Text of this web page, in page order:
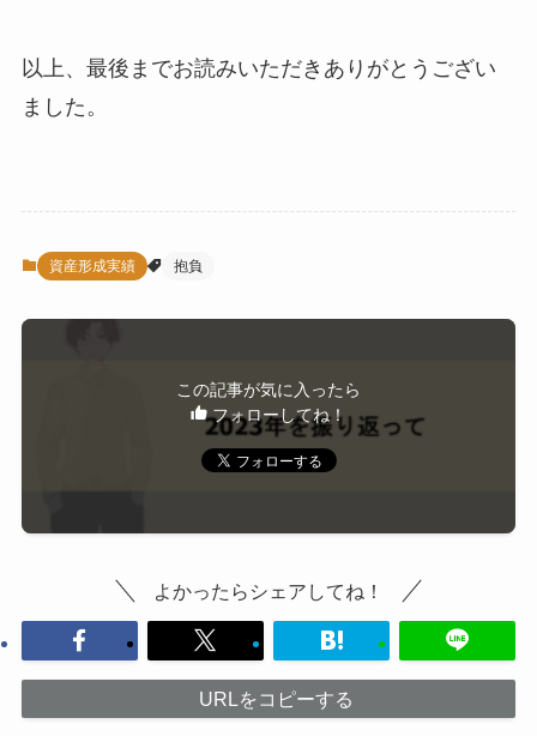
以上、最後までお読みいただきありがとうござい
ました。
資産形成実績 抱負
この記事が気に入ったら
フォローしてね！
よかったらシェアしてね！
URLをコピーする